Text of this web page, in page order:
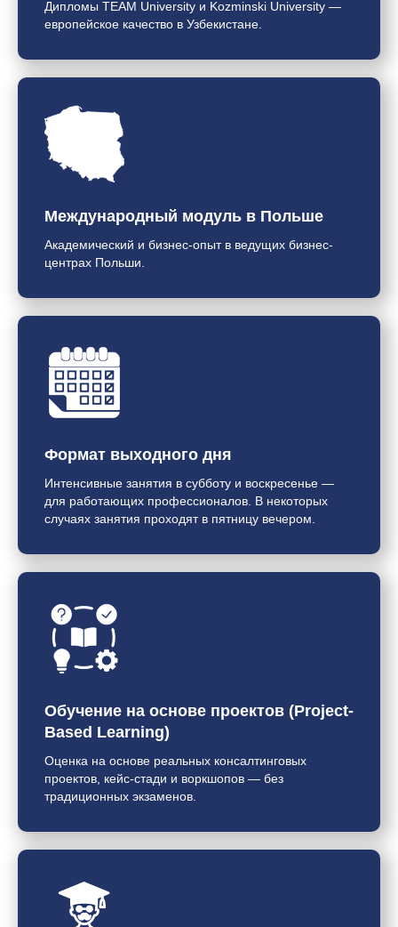
Дипломы TEAM University и Kozminski University —
европейское качество в Узбекистане.
Международный модуль в Польше
Академический и бизнес-опыт в ведущих бизнес-
центрах Польши.
Формат выходного дня
Интенсивные занятия в субботу и воскресенье —
для работающих профессионалов. В некоторых
случаях занятия проходят в пятницу вечером.
Обучение на основе проектов (Project-
Based Learning)
Оценка на основе реальных консалтинговых
проектов, кейс-стади и воркшопов — без
традиционных экзаменов.